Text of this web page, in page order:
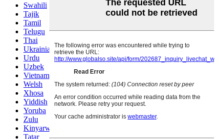
Swahili
Tajik
Tamil
Telugu
Thai
Ukrainian
Urdu
Uzbek
Vietnamese
Welsh
Xhosa
Yiddish
Yoruba
Zulu
Kinyarwanda
Tatar